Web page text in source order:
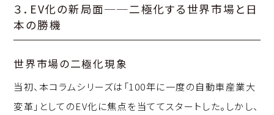
３．EV化の新局面──二極化する世界市場と日
本の勝機
世界市場の二極化現象
当初、本コラムシリーズは「100年に一度の自動車産業大
変革」としてのEV化に焦点を当ててスタートした。しかし、